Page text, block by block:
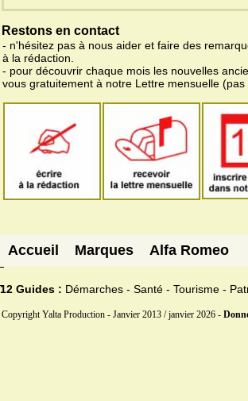
Restons en contact
- n'hésitez pas à nous aider et faire des
à la rédaction.
- pour découvrir chaque mois les nouvelles
vous gratuitement à notre Lettre mensuelle (pas
Accueil Marques Alfa Romeo
12 Guides : Démarches - Santé - Tourisme -
Copyright Yalta Production - Janvier 2013 / janvier 2026 -